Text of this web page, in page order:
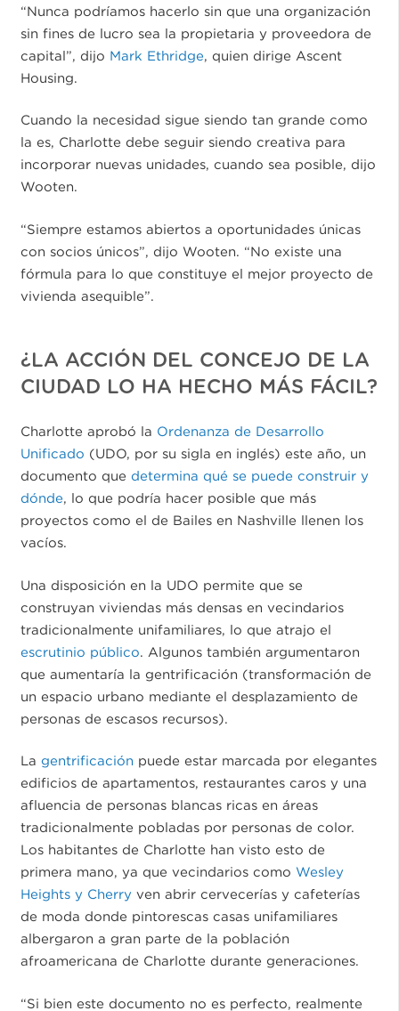
“Nunca podríamos hacerlo sin que una organización
sin fines de lucro sea la propietaria y proveedora de
capital”, dijo Mark Ethridge , quien dirige Ascent
Housing.
Cuando la necesidad sigue siendo tan grande como
la es, Charlotte debe seguir siendo creativa para
incorporar nuevas unidades, cuando sea posible, dijo
Wooten.
“Siempre estamos abiertos a oportunidades únicas
con socios únicos”, dijo Wooten. “No existe una
fórmula para lo que constituye el mejor proyecto de
vivienda asequible”.
¿LA ACCIÓN DEL CONCEJO DE LA
CIUDAD LO HA HECHO MÁS FÁCIL?
Charlotte aprobó la Ordenanza de Desarrollo
Unificado (UDO, por su sigla en inglés) este año, un
documento que determina qué se puede construir y
dónde, lo que podría hacer posible que más
proyectos como el de Bailes en Nashville llenen los
vacíos.
Una disposición en la UDO permite que se
construyan viviendas más densas en vecindarios
tradicionalmente unifamiliares, lo que atrajo el
escrutinio público . Algunos también argumentaron
que aumentaría la gentrificación (transformación de
un espacio urbano mediante el desplazamiento de
personas de escasos recursos).
La gentrificación puede estar marcada por elegantes
edificios de apartamentos, restaurantes caros y una
afluencia de personas blancas ricas en áreas
tradicionalmente pobladas por personas de color.
Los habitantes de Charlotte han visto esto de
primera mano, ya que vecindarios como Wesley
Heights y Cherryven abrir cervecerías y cafeterías
de moda donde pintorescas casas unifamiliares
albergaron a gran parte de la población
afroamericana de Charlotte durante generaciones.
“Si bien este documento no es perfecto, realmente